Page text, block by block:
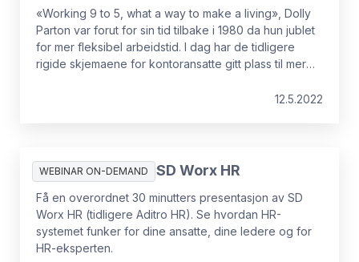
«Working 9 to 5, what a way to make a living», Dolly
Parton var forut for sin tid tilbake i 1980 da hun jublet
for mer fleksibel arbeidstid. I dag har de tidligere
rigide skjemaene for kontoransatte gitt plass til mer
mellom arbeid og privatliv, er det viktig at ansatte12.5.2022
WEBINAR ON-DEMAND
Innspilt webinar: SD Worx HR
Få en overordnet 30 minutters presentasjon av SD
Worx HR (tidligere Aditro HR). Se hvordan HR-
systemet funker for dine ansatte, dine ledere og for
HR-eksperten.